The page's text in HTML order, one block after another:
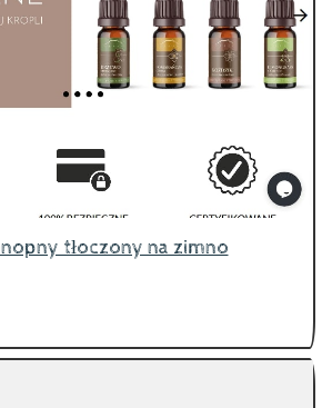
tłoczony na zimno